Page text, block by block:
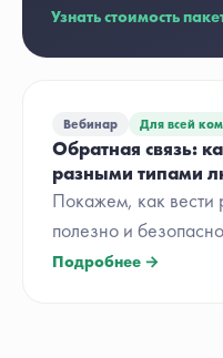
Вебинар Для всей
Обратная связь:
разными типами
Покажем, как вести
полезно и
Подробнее →
Узнать стоимость